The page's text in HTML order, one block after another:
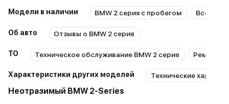
минималистическом стиле, но
незаметно. Места в салоне не
местах. Высокому человеку
неудобно. Плотные сиденья
материалом, но при этом
считаю такие машины
коробка передач.
двигателя 5.7,
Модели в наличии BMW 2 серия с пробегом Все
Об авто Отзывы о BMW 2 серия
ТО Техническое обслуживание BMW 2 серия Ремонт
Характеристики других моделей Технические
Неотразимый BMW 2-Series